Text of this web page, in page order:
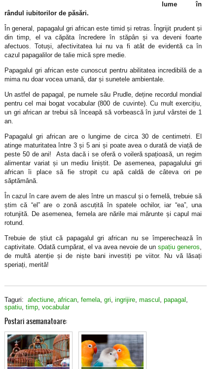
lume în
rândul iubitorilor de păsări.
În general, papagalul gri african este timid și retras. Îngrijit prudent și
din timp, el va căpăta încredere în stăpân și va deveni foarte
afectuos. Totuși, afectivitatea lui nu va fi atât de evidentă ca în
cazul papagalilor de talie mică spre medie.
Papagalul gri african este cunoscut pentru abilitatea incredibilă de a
mima nu doar vocea umană, dar și sunetele ambientale.
Un astfel de papagal, pe numele său Prudle, deține recordul mondial
pentru cel mai bogat vocabular (800 de cuvinte). Cu mult exercițiu,
un gri african ar trebui să înceapă să vorbească în jurul vârstei de 1
an.
Papagalul gri african are o lungime de circa 30 de centimetri. El
atinge maturitatea între 3 și 5 ani și poate avea o durată de viață de
peste 50 de ani! Asta dacă i se oferă o voileră spațioasă, un regim
alimentar variat și un mediu liniștit. De asemenea, papagalului gri
african îi place să fie stropit cu apă caldă de câteva ori pe
săptămână.
În cazul în care avem de ales între un mascul și o femelă, trebuie să
știm că “el” are o zonă ascuțită în spatele ochilor, iar “ea”, una
rotunjită. De asemenea, femela are nările mai mărunte și capul mai
rotund.
Trebuie de știut că papagalul gri african nu se împerechează în
captivitate. Odată cumpărat, el va avea nevoie de un spațiu generos,
de multă atenție și de niște bani investiți pe viitor. Nu vă lăsați
speriați, merită!
Taguri: afectiune, african, femela, gri, ingrijire, mascul , papagal ,
spatiu, timp, vocabular
Postari asemanatoare: